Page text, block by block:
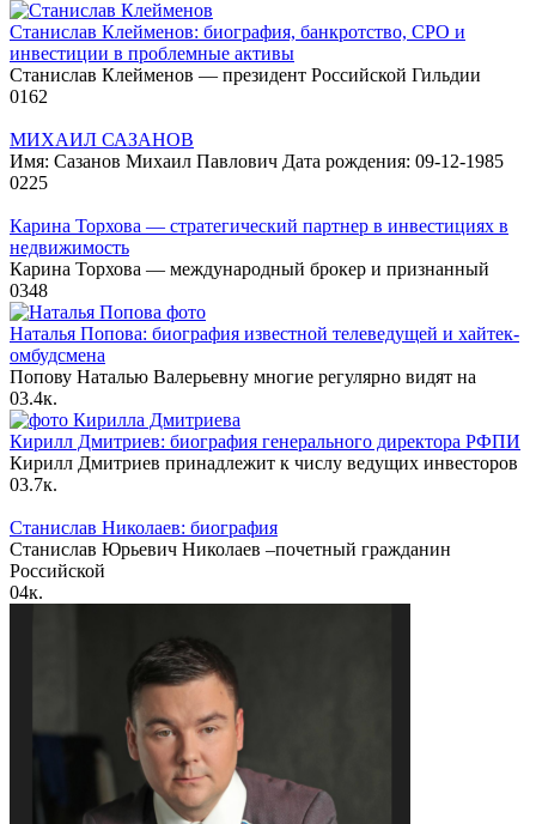
Станислав Клейменов: биография, банкротство, СРО и
инвестиции в проблемные активы
Станислав Клейменов — президент Российской Гильдии
0162
МИХАИЛ САЗАНОВ
Имя: Сазанов Михаил Павлович Дата рождения: 09-12-1985
0225
Карина Торхова — стратегический партнер в инвестициях в
недвижимость
Карина Торхова — международный брокер и признанный
0348
Наталья Попова: биография известной телеведущей и хайтек-
омбудсмена
Попову Наталью Валерьевну многие регулярно видят на
03.4к.
Кирилл Дмитриев: биография генерального директора РФПИ
Кирилл Дмитриев принадлежит к числу ведущих инвесторов
03.7к.
Станислав Николаев: биография
Станислав Юрьевич Николаев –почетный гражданин
Российской
04к.